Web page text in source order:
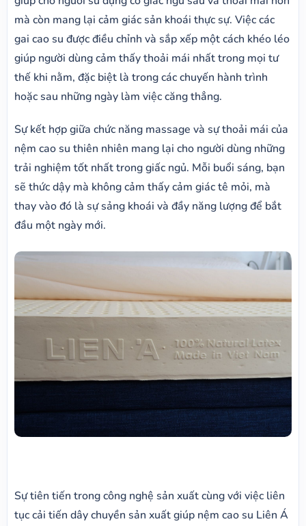
mà còn mang lại cảm giác sản khoái thực sự. Việc các
gai cao su được điều chỉnh và sắp xếp một cách khéo léo
giúp người dùng cảm thấy thoải mái nhất trong mọi tư
thế khi nằm, đặc biệt là trong các chuyến hành trình
hoặc sau những ngày làm việc căng thẳng.
Sự kết hợp giữa chức năng massage và sự thoải mái của
nệm cao su thiên nhiên mang lại cho người dùng những
trải nghiệm tốt nhất trong giấc ngủ. Mỗi buổi sáng, bạn
sẽ thức dậy mà không cảm thấy cảm giác tê mỏi, mà
thay vào đó là sự sảng khoái và đầy năng lượng để bắt
đầu một ngày mới.
Sự tiên tiến trong công nghệ sản xuất cùng với việc liên
tục cải tiến dây chuyền sản xuất giúp nệm cao su Liên Á